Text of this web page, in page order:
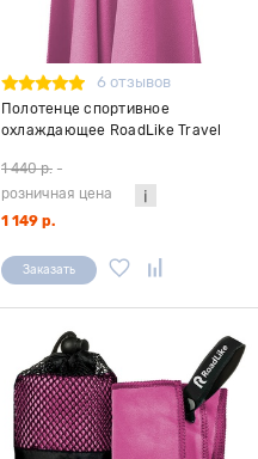
6 отзывов
Полотенце спортивное
охлаждающее RoadLike Travel
1 440 р. -
розничная цена
1 149 р.
Заказать